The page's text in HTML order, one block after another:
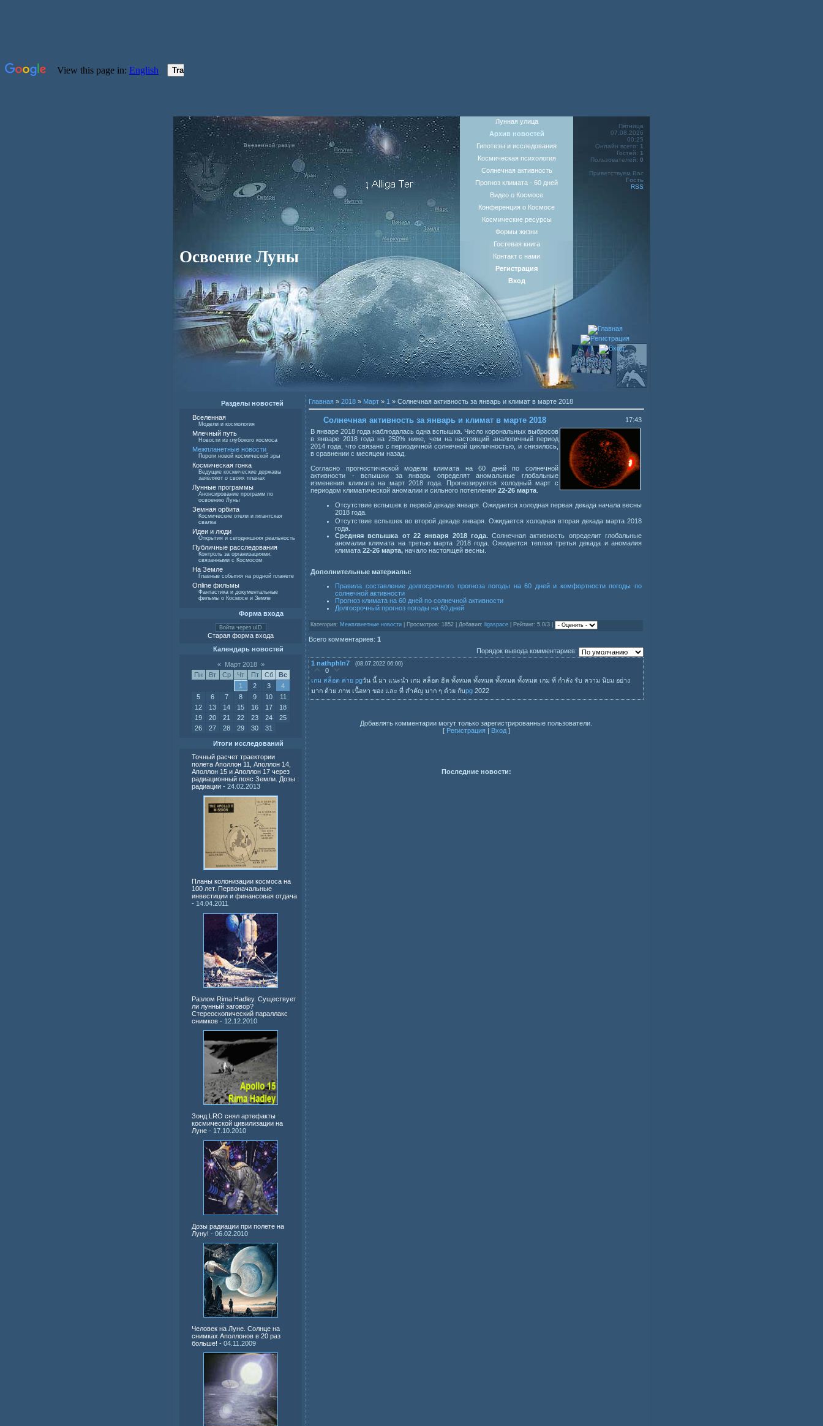
Освоение Луны
Лунная улица
Архив новостей
Гипотезы и исследования
Космическая психология
Солнечная активность
Прогноз климата - 60 дней
Видео о Космосе
Конференция о Космосе
Космические ресурсы
Формы жизни
Гостевая книга
Контакт с нами
Регистрация
Вход
Пятница
07.08.2026
00:25
Онлайн всего: 1
Гостей: 1
Пользователей: 0
Приветствуем Вас
Гость
RSS
Разделы новостей
Вселенная
Модели и космология
Млечный путь
Новости из глубокого космоса
Межпланетные новости
Пороги новой космической эры
Космическая гонка
Ведущие космические державы
заявляют о своих планах
Лунные программы
Анонсирование программ по
освоению Луны
Земная орбита
Космические отели и гигантская
свалка
Идеи и люди
Открытия и сегодняшняя реальность
Публичные расследования
Контроль за организациями,
связанными с Космосом
На Земле
Главные события на родной планете
Online фильмы
Фантастика и документальные
фильмы о Космосе и Земле
Форма входа
Войти через uID
Старая форма входа
Календарь новостей
« Март 2018 »
Пн
Вт Ср Чт Пт Сб
Вс
1
2 3
4
5
6 7 8 9 10
11
12
13 14 15 16 17
18
19
20 21 22 23 24
25
26
27 28 29 30 31
Итоги исследований
Точный расчет траектории
полета Аполлон 11, Аполлон 14,
Аполлон 15 и Аполлон 17 через
радиационный пояс Земли. Дозы
радиации - 24.02.2013
Планы колонизации космоса на
100 лет. Первоначальные
инвестиции и финансовая отдача
- 14.04.2011
Разлом Rima Hadley. Существует
ли лунный заговор?
Стереоскопический параллакс
снимков - 12.12.2010
Зонд LRO снял артефакты
космической цивилизации на
Луне - 17.10.2010
Дозы радиации при полете на
Луну! - 06.02.2010
Человек на Луне. Солнце на
снимках Аполлонов в 20 раз
больше! - 04.11.2009
Главная » 2018 » Март » 1 » Солнечная активность за январь и климат в марте 2018
Солнечная активность за январь и климат в марте 2018
17:43
В январе 2018 года наблюдалась одна вспышка. Число корональных выбросов
в январе 2018 года на 250% ниже, чем на настоящий аналогичный период
2014 года, что связано с периодичной солнечной цикличностью, и снизилось,
в сравнении с месяцем назад.
Согласно прогностической модели климата на 60 дней по солнечной
активности - вспышки за январь определят аномальные глобальные
изменения климата на март 2018 года. Прогнозируется холодный март с
периодом климатической аномалии и сильного потепления 22-26 марта
Отсутствие вспышек в первой декаде января. Ожидается холодная первая декада начала весны
2018 года.
Отсутствие вспышек во второй декаде января. Ожидается холодная вторая декада марта 2018
года.
Средняя вспышка от 22 января 2018 года.Солнечная активность определит глобальные
аномалии климата на третью марта 2018 года. Ожидается теплая третья декада и аномалия
климата 22-26 марта, начало настоящей весны.
Дополнительные материалы:
Правила составление долгосрочного прогноза погоды на 60 дней и комфортности погоды по
солнечной активности
Прогноз климата на 60 дней по солнечной активности
Долгосрочный прогноз погоды на 60 дней
Категория: Межпланетные новости | Просмотров: 1852 | Добавил: ligaspace | Рейтинг: 5.0/3 |
Всего комментариев: 1
Порядок вывода комментариев:
1 nathphln7 (08.07.2022 06:00)
0
เกม สล็อต ค่าย pgวัน นี้ มา แนะนำ เกม สล็อต ฮิต ทั้งหมด ทั้งหมด ทั้งหมด ทั้งหมด เกม ที่ กำลัง รับ ความ นิยม อย่าง
มาก ด้วย ภาพ เนื้อหา ของ และ ที่ สำคัญ มาก ๆ ด้วย กับpg 2022
Добавлять комментарии могут только зарегистрированные пользователи.
[ Регистрация| Вход]
Последние новости: